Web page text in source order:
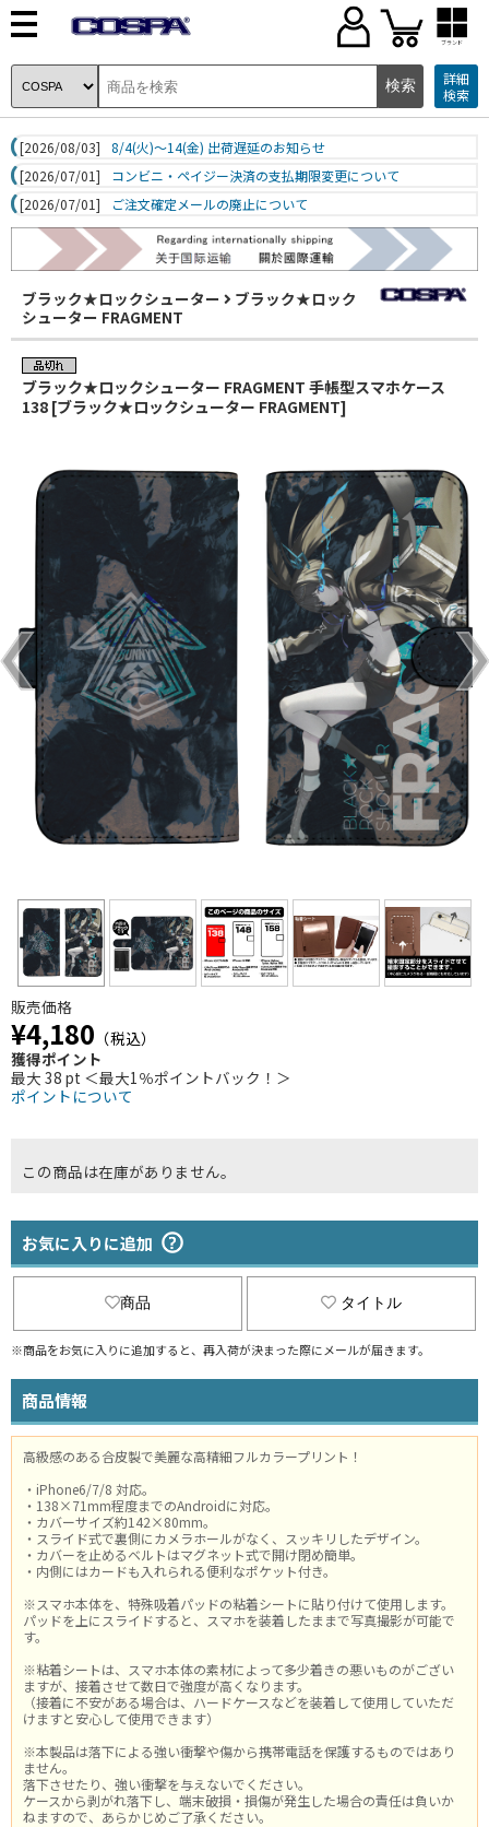
ブランド
詳細
検索
[2026/08/03]
8/4(火)～14(金) 出荷遅延のお知らせ
[2026/07/01]
コンビニ・ペイジー決済の支払期限変更について
[2026/07/01]
ご注文確定メールの廃止について
ブラック★ロックシューター
ブラック★ロック
シューター FRAGMENT
ブラック★ロックシューター FRAGMENT 手帳型スマホケース
138 [ブラック★ロックシューター FRAGMENT]
販売価格
¥4,180 （税込）
獲得ポイント
最大 38 pt ＜最大1％ポイントバック！＞
ポイントについて
この商品は在庫がありません。
お気に入りに追加
商品 タイトル
※商品をお気に入りに追加すると、再入荷が決まった際にメールが届きます。
商品情報
高級感のある合皮製で美麗な高精細フルカラープリント！
・iPhone6/7/8 対応。
・138×71mm程度までのAndroidに対応。
・カバーサイズ約142×80mm。
・スライド式で裏側にカメラホールがなく、スッキリしたデザイン。
・カバーを止めるベルトはマグネット式で開け閉め簡単。
・内側にはカードも入れられる便利なポケット付き。
※スマホ本体を、特殊吸着パッドの粘着シートに貼り付けて使用します。
パッドを上にスライドすると、スマホを装着したままで写真撮影が可能で
す。
※粘着シートは、スマホ本体の素材によって多少着きの悪いものがござい
ますが、接着させて数日で強度が高くなります。
（接着に不安がある場合は、ハードケースなどを装着して使用していただ
けますと安心して使用できます）
※本製品は落下による強い衝撃や傷から携帯電話を保護するものではあり
ません。
落下させたり、強い衝撃を与えないでください。
ケースから剥がれ落下し、端末破損・損傷が発生した場合の責任は負いか
ねますので、あらかじめご了承ください。